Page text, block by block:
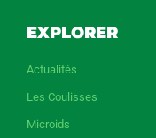
EXPLORER
Actualités
Les Coulisses
Microids